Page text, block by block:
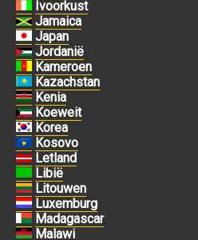
Ivoorkust
Jamaica
Japan
Jordanië
Kameroen
Kazachstan
Kenia
Koeweit
Korea
Kosovo
Letland
Libië
Litouwen
Luxemburg
Madagascar
Malawi